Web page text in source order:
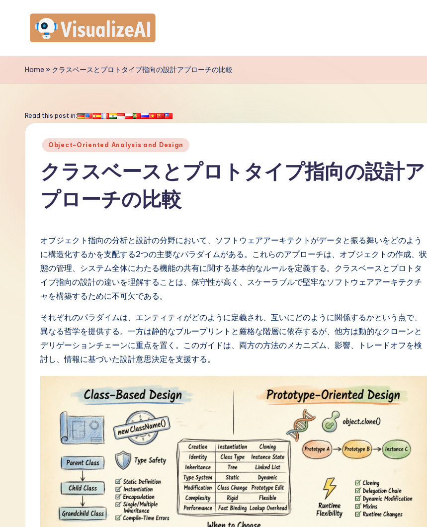
contentV
is
a
Home » クラスベースとプロトタイプ指向の設計アプローチの比較
Read this post in:
Posted
Object-Oriented Analysis and Design
クラスベースとプロトタイプ指向の設計ア
プローチの比較
オブジェクト指向の分析と設計の分野において、ソフトウェアアーキテクトがデータと振る舞いをどのよう
に構造化するかを支配する2つの主要なパラダイムがある。これらのアプローチは、オブジェクトの作成、状
態の管理、システム全体にわたる機能の共有に関する基本的なルールを定義する。クラスベースとプロトタ
イプ指向の設計の違いを理解することは、保守性が高く、スケーラブルで堅牢なソフトウェアアーキテクチ
ャを構築するために不可欠である。
それぞれのパラダイムは、エンティティがどのように定義され、互いにどのように関係するかという点で、
異なる哲学を提供する。一方は静的なブループリントと厳格な階層に依存するが、他方は動的なクローンと
デリゲーションチェーンに重点を置く。このガイドは、両方の方法のメカニズム、影響、トレードオフを検
討し、情報に基づいた設計意思決定を支援する。